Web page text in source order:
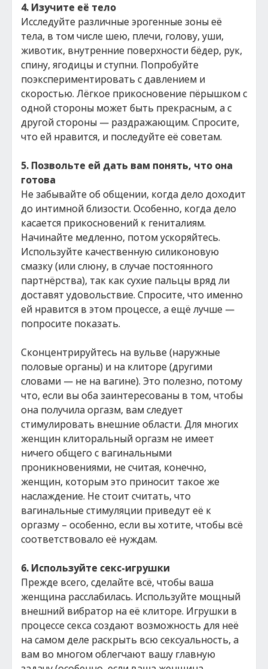
4. Изучите её тело
Исследуйте различные эрогенные зоны её
тела, в том числе шею, плечи, голову, уши,
животик, внутренние поверхности бёдер, рук,
спину, ягодицы и ступни. Попробуйте
поэкспериментировать с давлением и
скоростью. Лёгкое прикосновение пёрышком с
одной стороны может быть прекрасным, а с
другой стороны — раздражающим. Спросите,
что ей нравится, и последуйте её советам.
5. Позвольте ей дать вам понять, что она
готова
Не забывайте об общении, когда дело доходит
до интимной близости. Особенно, когда дело
касается прикосновений к гениталиям.
Начинайте медленно, потом ускоряйтесь.
Используйте качественную силиконовую
смазку (или слюну, в случае постоянного
партнёрства), так как сухие пальцы вряд ли
доставят удовольствие. Спросите, что именно
ей нравится в этом процессе, а ещё лучше —
попросите показать.
Сконцентрируйтесь на вульве (наружные
половые органы) и на клиторе (другими
словами — не на вагине). Это полезно, потому
что, если вы оба заинтересованы в том, чтобы
она получила оргазм, вам следует
стимулировать внешние области. Для многих
женщин клиторальный оргазм не имеет
ничего общего с вагинальными
проникновениями, не считая, конечно,
женщин, которым это приносит такое же
наслаждение. Не стоит считать, что
вагинальные стимуляции приведут её к
оргазму – особенно, если вы хотите, чтобы всё
соответствовало её нуждам.
6. Используйте секс-игрушки
Прежде всего, сделайте всё, чтобы ваша
женщина расслабилась. Используйте мощный
внешний вибратор на её клиторе. Игрушки в
процессе секса создают возможность для неё
на самом деле раскрыть всю сексуальность, а
вам во многом облегчают вашу главную